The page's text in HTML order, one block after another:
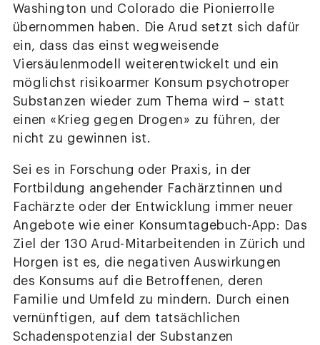
Washington und Colorado die Pionierrolle
übernommen haben. Die Arud setzt sich dafür
ein, dass das einst wegweisende
Viersäulenmodell weiterentwickelt und ein
möglichst risikoarmer Konsum psychotroper
Substanzen wieder zum Thema wird – statt
einen «Krieg gegen Drogen» zu führen, der
nicht zu gewinnen ist.
Sei es in Forschung oder Praxis, in der
Fortbildung angehender Fachärztinnen und
Fachärzte oder der Entwicklung immer neuer
Angebote wie einer Konsumtagebuch-App: Das
Ziel der 130 Arud-Mitarbeitenden in Zürich und
Horgen ist es, die negativen Auswirkungen
des Konsums auf die Betroffenen, deren
Familie und Umfeld zu mindern. Durch einen
vernünftigen, auf dem tatsächlichen
Schadenspotenzial der Substanzen